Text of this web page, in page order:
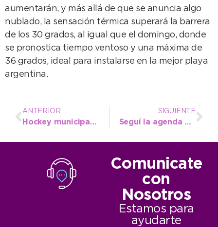
aumentarán, y más allá de que se anuncia algo
nublado, la sensación térmica superará la barrera
de los 30 grados, al igual que el domingo, donde
se pronostica tiempo ventoso y una máxima de
36 grados, ideal para instalarse en la mejor playa
argentina.
ANTERIOR
Hockey municipal: “Arrancamos como nunca antes”
SIGUIENTE
Seguí la agenda de Necochea desde hoy hasta el domingo
Comunicate
con
Nosotros
Estamos para
ayudarte